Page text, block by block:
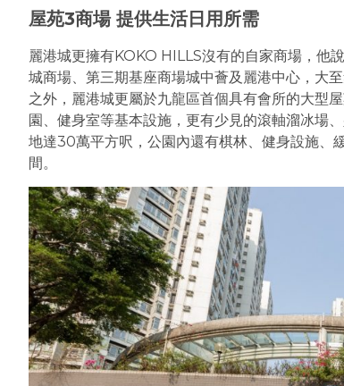
屋苑3商場 提供生活日用所需
麗港城更擁有KOKO HILLS沒有的自家商場，他
城商場、第三期基座商場城中薈及麗港中心，大
之外，麗港城更屬於九龍區首個具有會所的大型
園、健身室等基本設施，更有少見的滾軸溜冰場
地達30萬平方呎，公園內還有棋林、健身設施、
間。